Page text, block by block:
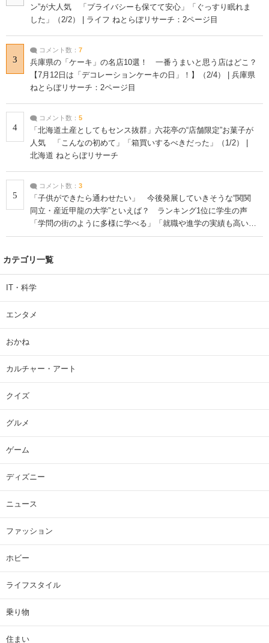
ン”が大人気 「プライバシーも保てて安心」「ぐっすり眠れま
した」（2/2） | ライフ ねとらぼリサーチ：2ページ目
3
コメント数： 7
兵庫県の「ケーキ」の名店10選！ 一番うまいと思う店はどこ？
【7月12日は「デコレーションケーキの日」！】（2/4） | 兵庫県
ねとらぼリサーチ：2ページ目
4
コメント数： 5
「北海道土産としてもセンス抜群」六花亭の“店舗限定”お菓子が
人気 「こんなの初めて」「箱買いするべきだった」（1/2） |
北海道 ねとらぼリサーチ
5
コメント数： 3
「子供ができたら通わせたい」 今後発展していきそうな“関関
同立・産近甲龍の大学”といえば？ ランキング1位に学生の声
「学問の街のように多様に学べる」「就職や進学の実績も高い」
| 大学 ねとらぼリサーチ
カテゴリ一覧
IT・科学
エンタメ
おかね
カルチャー・アート
クイズ
グルメ
ゲーム
ディズニー
ニュース
ファッション
ホビー
ライフスタイル
乗り物
住まい